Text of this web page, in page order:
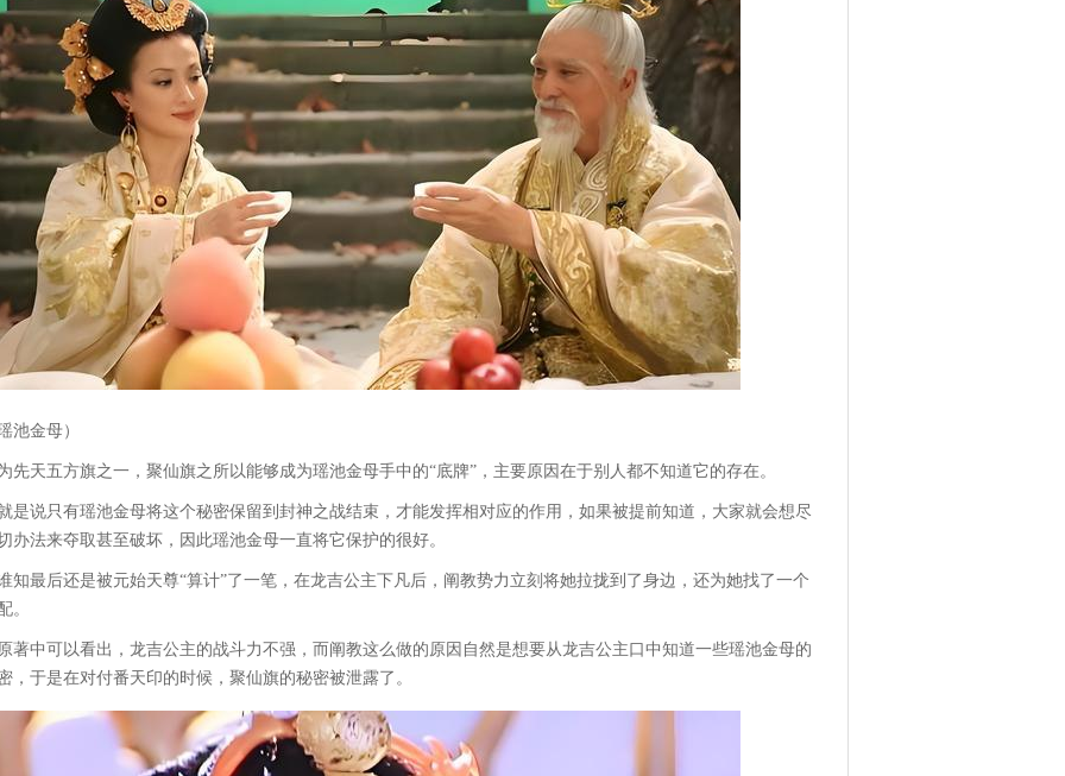
池金母）
先天五方旗之一，聚仙旗之所以能够成为瑶池金母手中的“底牌”，主要原因在于别人都不知道它的存在。
是说只有瑶池金母将这个秘密保留到封神之战结束，才能发挥相对应的作用，如果被提前知道，大家就会想尽
办法来夺取甚至破坏，因此瑶池金母一直将它保护的很好。
知最后还是被元始天尊“算计”了一笔，在龙吉公主下凡后，阐教势力立刻将她拉拢到了身边，还为她找了一个
。
著中可以看出，龙吉公主的战斗力不强，而阐教这么做的原因自然是想要从龙吉公主口中知道一些瑶池金母的
，于是在对付番天印的时候，聚仙旗的秘密被泄露了。